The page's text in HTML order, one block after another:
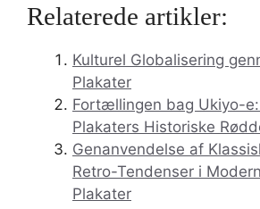
Relaterede artikler:
Kulturel Globalisering
Plakater
Fortællingen bag Ukiyo-
Plakaters Historiske
Genanvendelse af
Retro-Tendenser i
Plakater